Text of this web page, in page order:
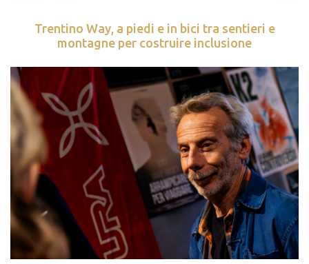
Trentino Way, a piedi e in bici tra sentieri e
montagne per costruire inclusione